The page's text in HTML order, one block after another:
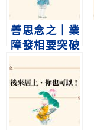
善思念之｜業
障發相要突破